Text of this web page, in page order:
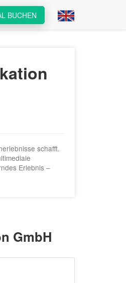
BUCHEN
schafft.
Erlebnis –
GmbH